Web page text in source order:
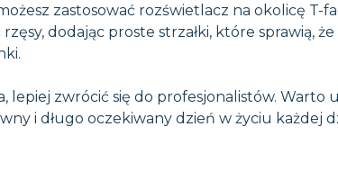
zastosować rozświetlacz na okolicę T-
dodając proste strzałki, które sprawią,
lepiej zwrócić się do profesjonalistów. Warto
i długo oczekiwany dzień w życiu